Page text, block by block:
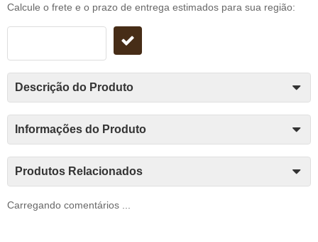
Calcule o frete e o prazo de entrega estimados para sua região:
Descrição do Produto
Informações do Produto
Produtos Relacionados
Carregando comentários ...